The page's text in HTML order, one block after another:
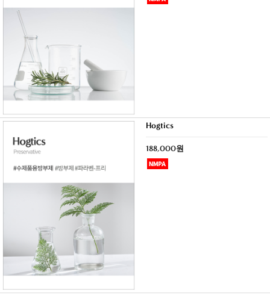
Hogtics
188,000원